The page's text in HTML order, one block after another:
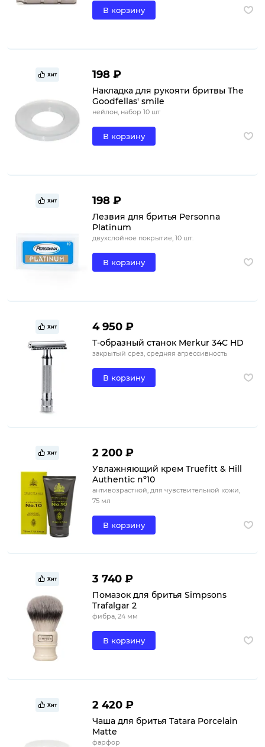
В корзину
Хит 198 ₽
Накладка для рукояти бритвы The
Goodfellas' smile
нейлон, набор 10 шт
В корзину
Хит 198 ₽
Лезвия для бритья Personna
Platinum
двухслойное покрытие, 10 шт.
В корзину
Хит 4 950 ₽
Т-образный станок Merkur 34C HD
закрытый срез, средняя агрессивность
В корзину
Хит 2 200 ₽
Увлажняющий крем Truefitt & Hill
Authentic nº10
антивозрастной, для чувствительной кожи,
75 мл
В корзину
Хит 3 740 ₽
Помазок для бритья Simpsons
Trafalgar 2
фибра, 24 мм
В корзину
Хит 2 420 ₽
Чаша для бритья Tatara Porcelain
Matte
фарфор